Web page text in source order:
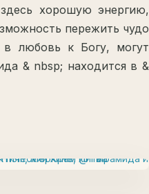
хорошую энергию,
пережить чудо
любовь к Богу, могут
& nbsp; находится в &